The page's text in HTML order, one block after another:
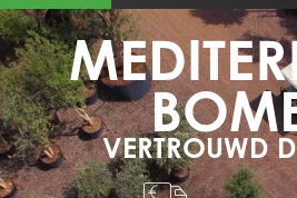
OLIJFBOOMSPECIALIST.NL
OLIJFBOOMSPECIALIST.BE
LESPECIALISTEDESOLIVIERS.FR
OLIVENBAUM.DE
DRZEWAOLIWNE.PL
OLIVETREESPECIALIST.COM
Bomen
BOMEN.NL
GROENBLIJVENDEBOMEN.NL
GROENBLIJVENDEBOMEN.BE
PALMBOMENSPECIALIST.NL
VERTROUWD